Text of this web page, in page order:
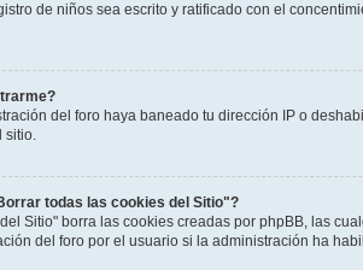
de niños sea escrito y ratificado con el
del foro haya baneado tu dirección IP o
sitio.
todas las cookies del Sitio"?
Sitio" borra las cookies creadas por phpBB, las
del foro por el usuario si la administración ha